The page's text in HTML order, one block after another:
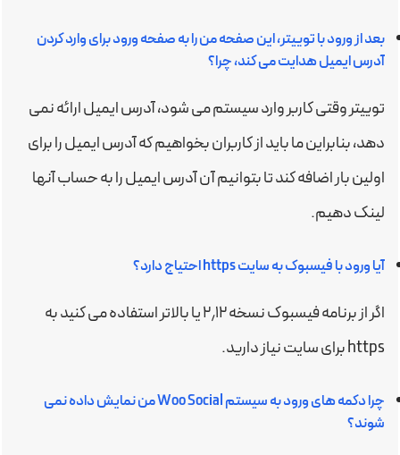
بعد از ورود با توییتر، این صفحه من را به صفحه ورود برای وارد کردن
آدرس ایمیل هدایت می کند، چرا؟
توییتر وقتی کاربر وارد سیستم می شود، آدرس ایمیل ارائه نمی
دهد، بنابراین ما باید از کاربران بخواهیم که آدرس ایمیل را برای
اولین بار اضافه کند تا بتوانیم آن آدرس ایمیل را به حساب آنها
لینک دهیم.
آیا ورود با فیسبوک به سایت https احتیاج دارد؟
اگر از برنامه فیسبوک نسخه ۲٫۱۲ یا بالاتر استفاده می کنید به
https برای سایت نیاز دارید.
چرا دکمه های ورود به سیستم Woo Social من نمایش داده نمی
شوند؟